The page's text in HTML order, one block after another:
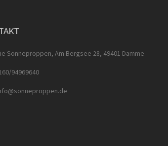
Sonneproppen, Am Bergsee 28, 49401 Damme
94969640